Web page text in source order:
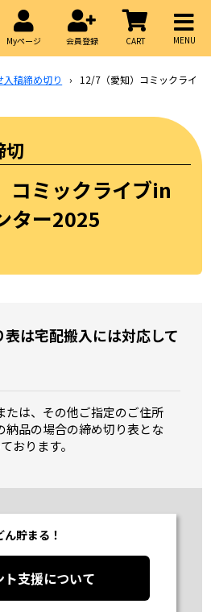
Myページ 会員登録 CART MENU
入稿締め切り ›
12/7（愛知）コミックライ
コミックライブin
ター2025
は宅配搬入には対応して
たは、その他ご指定のご住所
納品の場合の締め切り表とな
おります。
貯まる！
ト支援について